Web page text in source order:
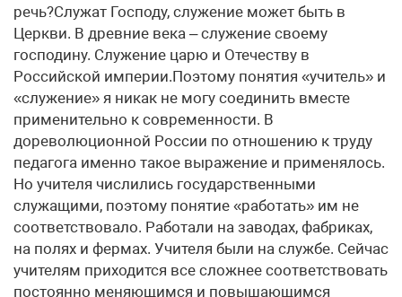
речь?Служат Господу, служение может быть в
Церкви. В древние века – служение своему
господину. Служение царю и Отечеству в
Российской империи.Поэтому понятия «учитель» и
«служение» я никак не могу соединить вместе
применительно к современности. В
дореволюционной России по отношению к труду
педагога именно такое выражение и применялось.
Но учителя числились государственными
служащими, поэтому понятие «работать» им не
соответствовало. Работали на заводах, фабриках,
на полях и фермах. Учителя были на службе. Сейчас
учителям приходится все сложнее соответствовать
постоянно меняющимся и повышающимся